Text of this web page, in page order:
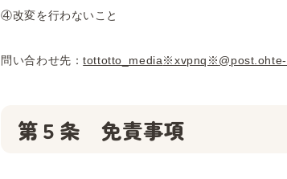
④改変を行わないこと
問い合わせ先：tottotto_media※xvpnq※
第５条 免責事項